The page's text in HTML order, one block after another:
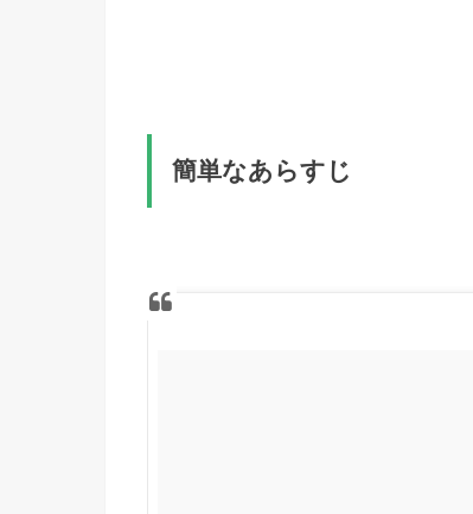
簡単なあらすじ